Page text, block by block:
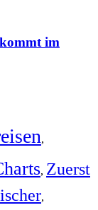
im
,
, Zuerst
,